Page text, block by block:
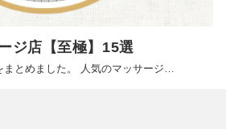
ジ店【至極】15選
まとめました。 人気のマッサージ…